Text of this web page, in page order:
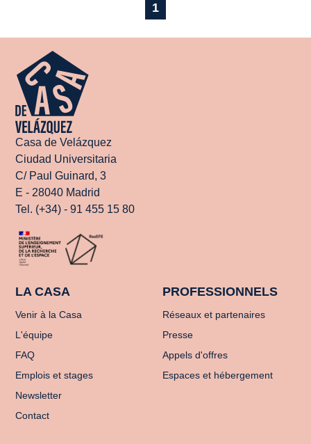
1
Casa de Velázquez
Ciudad Universitaria
C/ Paul Guinard, 3
E - 28040 Madrid
Tel. (+34) - 91 455 15 80
LA CASA
Venir à la Casa
L'équipe
FAQ
Emplois et stages
Newsletter
Contact
PROFESSIONNELS
Réseaux et partenaires
Presse
Appels d'offres
Espaces et hébergement